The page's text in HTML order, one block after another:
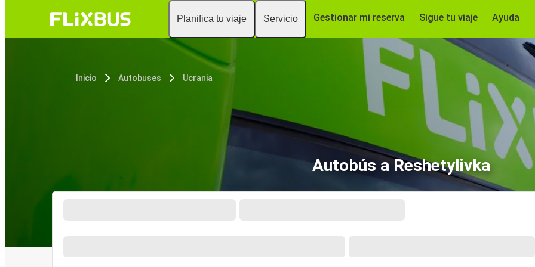
Planifica tu viaje Servicio Gestionar mi reserva Sigue tu viaje Ayuda
Inicio Autobuses Ucrania
Autobús a Reshetylivka